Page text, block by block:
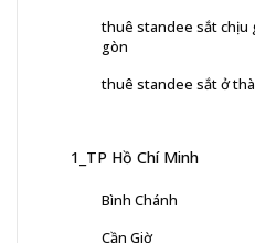
thuê standee sắt chịu
gòn
thuê standee sắt ở
1_TP Hồ Chí Minh
Bình Chánh
Cần Giờ